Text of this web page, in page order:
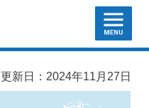
MENU
更新日：2024年11月27日